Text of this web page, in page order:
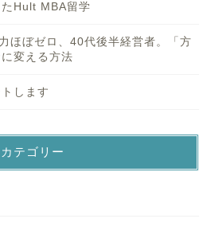
Hult MBA留学
ほぼゼロ、40代後半経営者。「方
変える方法
します
カテゴリー